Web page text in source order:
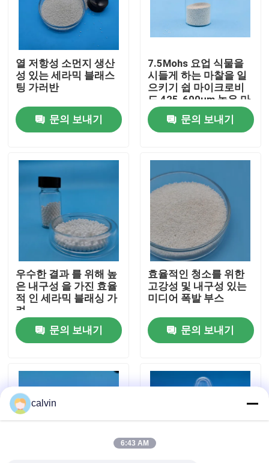
회사 소개
공장 투어
연락처
견적 요청
세라믹 비드 과부하 변형
열 저항성 소먼지 생산
성 있는 세라믹 블래스
팅 가러반
문의 보내기
7.5Mohs 요업 식물을
시들게 하는 마찰을 일
으키기 쉽 마이크로비
드 425-600μm 높은 마
모 저항력
문의 보내기
우수한 결과 를 위해 높
은 내구성 을 가진 효율
적 인 세라믹 블래싱 가
려
문의 보내기
효율적인 청소를 위한
고강성 및 내구성 있는
미디어 폭발 부스
문의 보내기
calvin
6:43 AM